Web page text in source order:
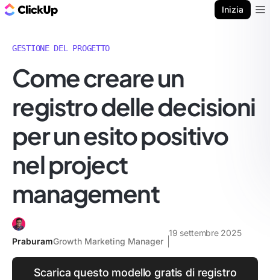
Inizia
GESTIONE DEL PROGETTO
Come creare un
registro delle decisioni
per un esito positivo
nel project
management
PraburamGrowth Marketing Manager
19 settembre 2025
Scarica questo modello gratis di registro